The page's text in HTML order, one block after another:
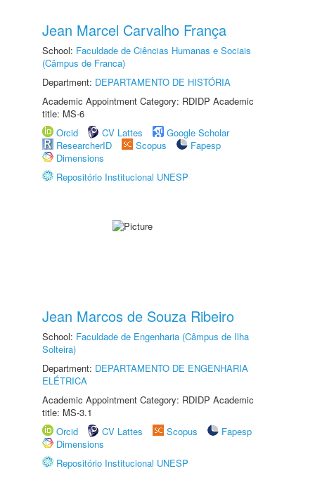
Jean Marcel Carvalho França
School: Faculdade de Ciências Humanas e Sociais
(Câmpus de Franca)
Department: DEPARTAMENTO DE HISTÓRIA
Academic Appointment Category: RDIDP Academic
title: MS-6
Orcid
CV Lattes
Google Scholar
ResearcherID
Scopus
Fapesp
Dimensions
Repositório Institucional UNESP
Jean Marcos de Souza Ribeiro
School: Faculdade de Engenharia (Câmpus de Ilha
Solteira)
Department: DEPARTAMENTO DE ENGENHARIA
ELÉTRICA
Academic Appointment Category: RDIDP Academic
title: MS-3.1
Orcid
CV Lattes Scopus
Fapesp
Dimensions
Repositório Institucional UNESP